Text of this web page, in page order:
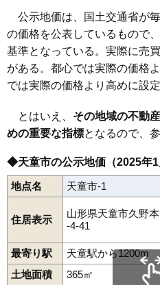
公示地価は、国土交通省が
の価格を公表しているもので
基準となっている。実際に売
がある。都心では実際の価格
では実際の価格より高めに設定
とはいえ、 その地域の不動
めの重要な指標となるので、
◆天童市の公示地価（2025年1
地点名 天童市-1
住居表示
山形県天童市久野
-4-41
最寄り駅 天童駅から1200m
土地面積
365㎡
清池東高木 高擶田鶴町寺津 天
奈良沢成生糠塚貫津芳賀原町
一日町干布 本町交り江乱川南
石鳥居
東久野本 芳賀タウン北
高擶駅天童駅 乱川駅天童南駅